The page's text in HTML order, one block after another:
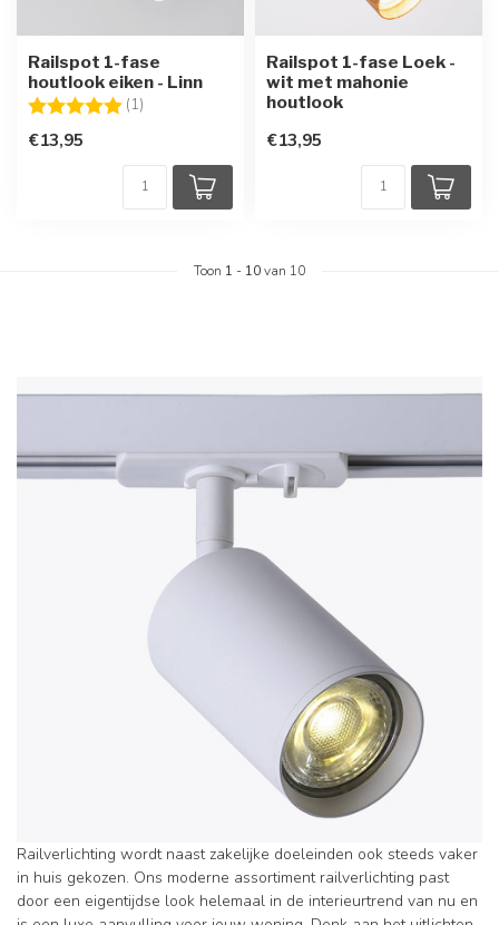
Railspot 1-fase
houtlook eiken - Linn
Beoordeling: (1)
€13,95
Railspot 1-fase Loek -
wit met mahonie
houtlook
€13,95
Toon 1 - 10van 10
Railverlichting wordt naast zakelijke doeleinden ook steeds vaker
in huis gekozen. Ons moderne assortiment railverlichting past
door een eigentijdse look helemaal in de interieurtrend van nu en